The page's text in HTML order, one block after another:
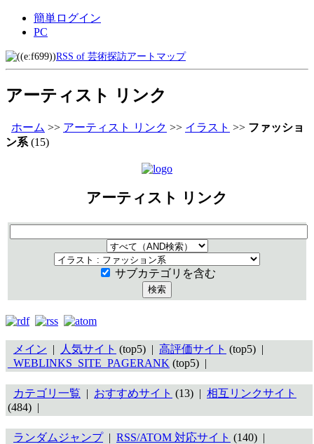
簡単ログイン
PC
RSS of 芸術探訪アートマップ
アーティスト リンク
ホーム >> アーティスト リンク >> イラスト >> ファッショ
ン系 (15)
アーティスト リンク
サブカテゴリを含む
メイン | 人気サイト (top5) | 高評価サイト (top5) |
_WEBLINKS_SITE_PAGERANK (top5) |
カテゴリ一覧 | おすすめサイト (13) | 相互リンクサイト
(484) |
ランダムジャンプ| RSS/ATOM 対応サイト (140) |